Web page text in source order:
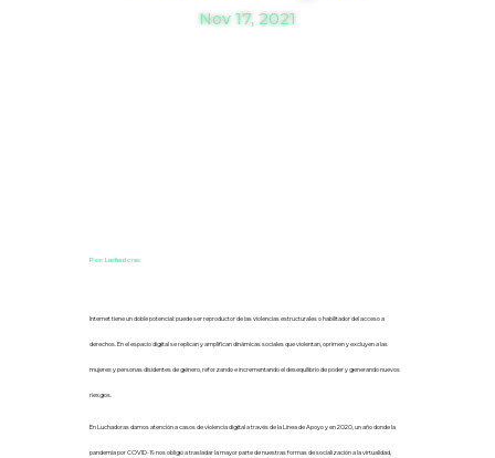
Nov 17, 2021
Por: Luchadoras
Internet tiene un doble potencial: puede ser reproductor de las violencias estructurales o habilitador del acceso a
derechos. En el espacio digital se replican y amplifican dinámicas sociales que violentan, oprimen y excluyen a las
mujeres y personas disidentes de género, reforzando e incrementando el desequilibrio de poder y generando nuevos
riesgos.
En Luchadoras damos atención a casos de violencia digital a través de la Línea de Apoyo y en 2020, un año donde la
pandemia por COVID-19 nos obligó a trasladar la mayor parte de nuestras formas de socialización a la virtualidad,